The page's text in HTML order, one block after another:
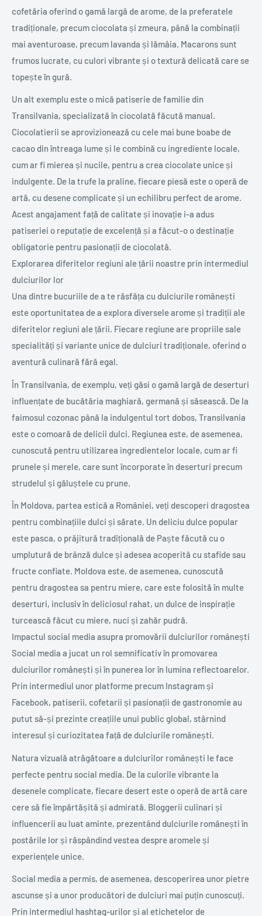
cofetăria oferind o gamă largă de arome, de la preferatele
tradiționale, precum ciocolata și zmeura, până la combinații
mai aventuroase, precum lavanda și lămâia. Macarons sunt
frumos lucrate, cu culori vibrante și o textură delicată care se
topește în gură.
Un alt exemplu este o mică patiserie de familie din
Transilvania, specializată în ciocolată făcută manual.
Ciocolatierii se aprovizionează cu cele mai bune boabe de
cacao din întreaga lume și le combină cu ingrediente locale,
cum ar fi mierea și nucile, pentru a crea ciocolate unice și
indulgente. De la trufe la praline, fiecare piesă este o operă de
artă, cu desene complicate și un echilibru perfect de arome.
Acest angajament față de calitate și inovație i-a adus
patiseriei o reputație de excelență și a făcut-o o destinație
obligatorie pentru pasionații de ciocolată.
Explorarea diferitelor regiuni ale țării noastre prin intermediul
dulciurilor lor
Una dintre bucuriile de a te răsfăța cu dulciurile românești
este oportunitatea de a explora diversele arome și tradiții ale
diferitelor regiuni ale țării. Fiecare regiune are propriile sale
specialități și variante unice de dulciuri tradiționale, oferind o
aventură culinară fără egal.
În Transilvania, de exemplu, veți găsi o gamă largă de deserturi
influențate de bucătăria maghiară, germană și săsească. De la
faimosul cozonac până la indulgentul tort dobos, Transilvania
este o comoară de delicii dulci. Regiunea este, de asemenea,
cunoscută pentru utilizarea ingredientelor locale, cum ar fi
prunele și merele, care sunt încorporate în deserturi precum
strudelul și găluștele cu prune.
În Moldova, partea estică a României, veți descoperi dragostea
pentru combinațiile dulci și sărate. Un deliciu dulce popular
este pasca, o prăjitură tradițională de Paște făcută cu o
umplutură de brânză dulce și adesea acoperită cu stafide sau
fructe confiate. Moldova este, de asemenea, cunoscută
pentru dragostea sa pentru miere, care este folosită în multe
deserturi, inclusiv în deliciosul rahat, un dulce de inspirație
turcească făcut cu miere, nuci și zahăr pudră.
Impactul social media asupra promovării dulciurilor românești
Social media a jucat un rol semnificativ în promovarea
dulciurilor românești și în punerea lor în lumina reflectoarelor.
Prin intermediul unor platforme precum Instagram și
Facebook, patiserii, cofetarii și pasionații de gastronomie au
putut să-și prezinte creațiile unui public global, stârnind
interesul și curiozitatea față de dulciurile românești.
Natura vizuală atrăgătoare a dulciurilor românești le face
perfecte pentru social media. De la culorile vibrante la
desenele complicate, fiecare desert este o operă de artă care
cere să fie împărtășită și admirată. Bloggerii culinari și
influencerii au luat aminte, prezentând dulciurile românești în
postările lor și răspândind vestea despre aromele și
experiențele unice.
Social media a permis, de asemenea, descoperirea unor pietre
ascunse și a unor producători de dulciuri mai puțin cunoscuți.
Prin intermediul hashtag-urilor și al etichetelor de